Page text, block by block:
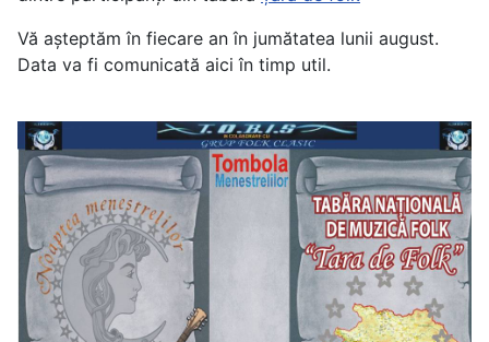
Vă așteptăm în fiecare an în jumătatea lunii august.
Data va fi comunicată aici în timp util.